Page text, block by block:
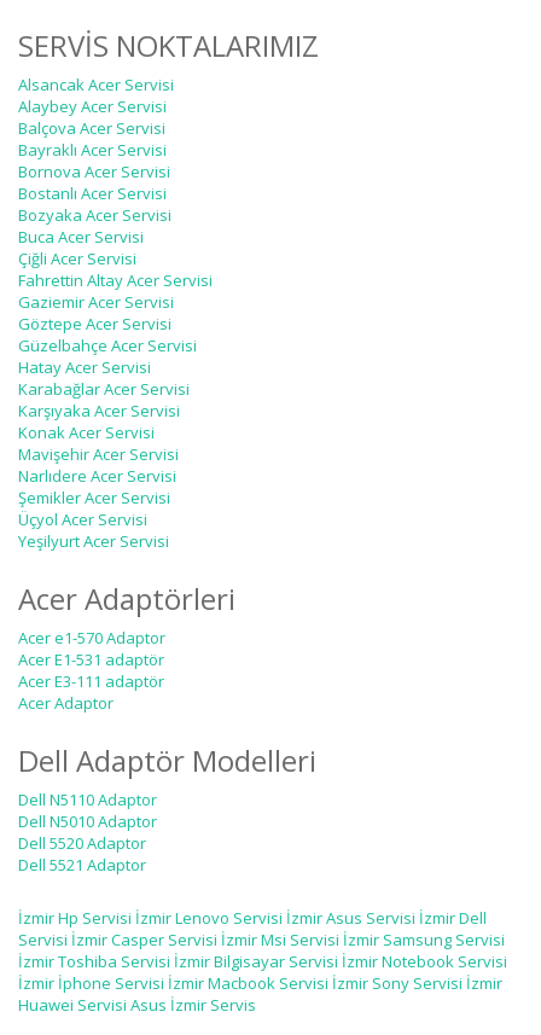
SERVİS NOKTALARIMIZ
Alsancak Acer Servisi
Alaybey Acer Servisi
Balçova Acer Servisi
Bayraklı Acer Servisi
Bornova Acer Servisi
Bostanlı Acer Servisi
Bozyaka Acer Servisi
Buca Acer Servisi
Çiğli Acer Servisi
Fahrettin Altay Acer Servisi
Gaziemir Acer Servisi
Göztepe Acer Servisi
Güzelbahçe Acer Servisi
Hatay Acer Servisi
Karabağlar Acer Servisi
Karşıyaka Acer Servisi
Konak Acer Servisi
Mavişehir Acer Servisi
Narlıdere Acer Servisi
Şemikler Acer Servisi
Üçyol Acer Servisi
Yeşilyurt Acer Servisi
Acer Adaptörleri
Acer e1-570 Adaptor
Acer E1-531 adaptör
Acer E3-111 adaptör
Acer Adaptor
Dell Adaptör Modelleri
Dell N5110 Adaptor
Dell N5010 Adaptor
Dell 5520 Adaptor
Dell 5521 Adaptor
İzmir Hp Servisi İzmir Lenovo Servisi İzmir Asus Servisi İzmir Dell
Servisi İzmir Casper Servisi İzmir Msi Servisi İzmir Samsung Servisi
İzmir Toshiba Servisi İzmir Bilgisayar Servisi İzmir Notebook Servisi
İzmir İphone Servisi İzmir Macbook Servisi İzmir Sony Servisi İzmir
Huawei Servisi Asus İzmir Servis